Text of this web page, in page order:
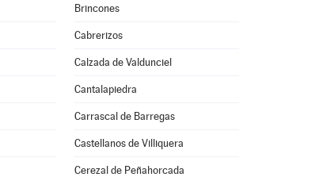
Brincones
Cabrerizos
Calzada de Valdunciel
Cantalapiedra
Carrascal de Barregas
Castellanos de Villiquera
Cerezal de Peñahorcada